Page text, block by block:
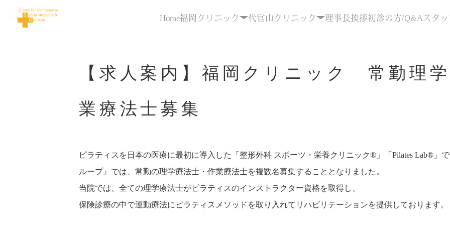
Home福岡クリニック 代官山クリニック 理事長挨拶初診の方/Q&A スタ
【求人案内】福岡クリニック 常勤理
業療法士募集
ピラティスを日本の医療に最初に導入した「整形外科 スポーツ・栄養クリニック®︎」「Pilates Lab®︎」
ループ』では、常勤の理学療法士・作業療法士を複数名募集することとなりました。
当院では、全ての理学療法士がピラティスのインストラクター資格を取得し、
保険診療の中で運動療法にピラティスメソッドを取り入れてリハビリテーションを提供しております。